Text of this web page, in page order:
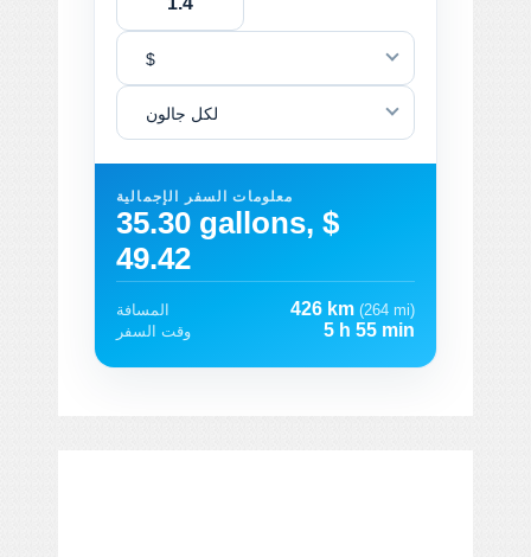
$
لكل جالون
معلومات السفر الإجمالية
35.30 gallons, $
49.42
المسافة 426 km (264 mi)
وقت السفر
5 h 55 min